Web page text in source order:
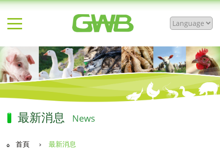
最新消息 News
首頁 最新消息